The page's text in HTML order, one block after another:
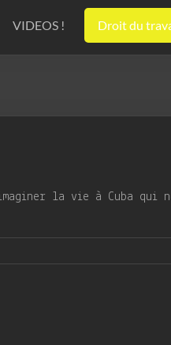
VIDEOS ! Droit du
la vie à Cuba qui